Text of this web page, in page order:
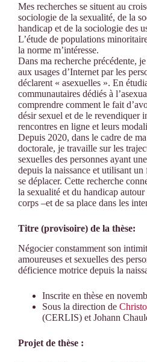
Mes recherches se situent au
sociologie de la sexualité, de la
handicap et de la sociologie des
L’étude de populations
la norme m’intéresse.
Dans ma recherche précédente,
aux usages d’Internet par les
déclarent « asexuelles ». En
communautaires dédiés à
comprendre comment le fait
désir sexuel et de le revendiquer
rencontres en ligne et leurs
Depuis 2020, dans le cadre de
doctorale, je travaille sur les
sexuelles des personnes ayant
depuis la naissance et utilisant
se déplacer. Cette recherche
la sexualité et du handicap
corps –et de sa place dans les
Titre (provisoire) de la thèse:
Négocier constamment son
amoureuses et sexuelles des
déficience motrice depuis la
Inscrite en thèse en
Sous la direction de
(CERLIS) et Johann
Projet de thèse :